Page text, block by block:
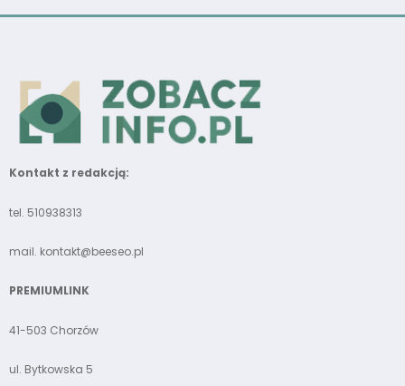
Kontakt z redakcją:
tel. 510938313
mail. kontakt@beeseo.pl
PREMIUMLINK
41-503 Chorzów
ul. Bytkowska 5